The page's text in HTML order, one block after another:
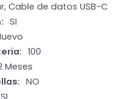
Cable de datos USB-C
SI
100
Meses
NO
SI